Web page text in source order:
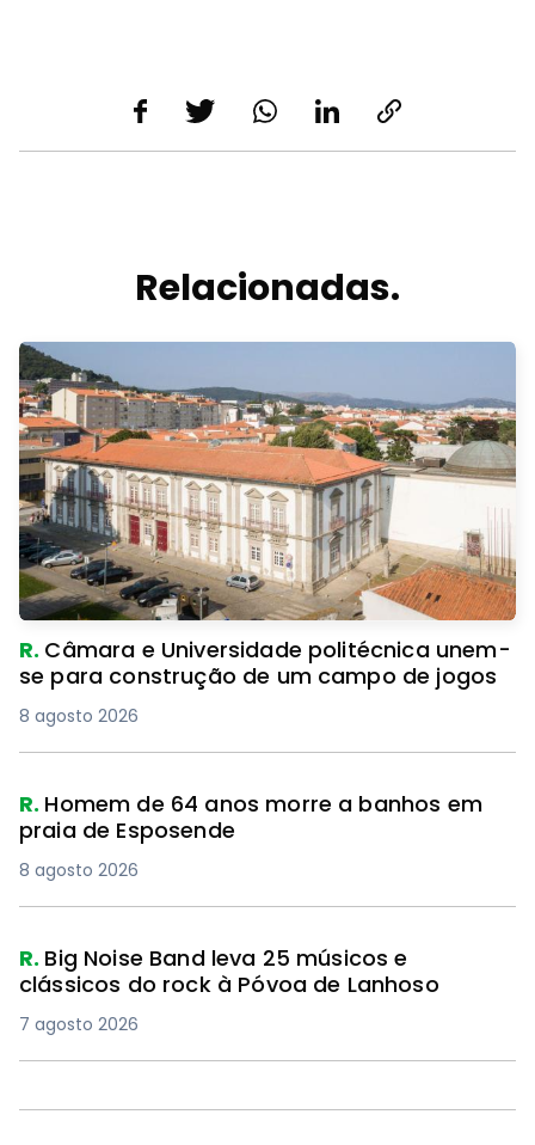
Relacionadas.
R. Câmara e Universidade politécnica unem-
se para construção de um campo de jogos
8 agosto 2026
R. Homem de 64 anos morre a banhos em
praia de Esposende
8 agosto 2026
R. Big Noise Band leva 25 músicos e
clássicos do rock à Póvoa de Lanhoso
7 agosto 2026